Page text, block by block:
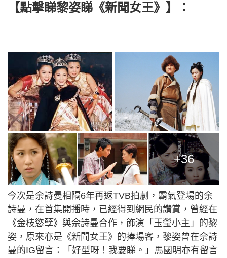
【點擊睇黎姿睇《新聞女王》】 ：
+36
今次是余詩曼相隔6年再返TVB拍劇，霸氣登場的余
詩曼，在首集開播時，已經得到網民的讚賞，曾經在
《金枝慾孽》與佘詩曼合作，飾演「玉瑩小主」的黎
姿，原來亦是《新聞女王》的捧場客，黎姿曾在佘詩
曼的IG留言：「好型呀！我要睇。」馬國明亦有留言